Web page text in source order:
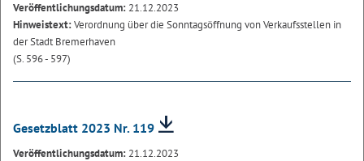
Veröffentlichungsdatum: 21.12.2023
Hinweistext:Verordnung über die Sonntagsöffnung von Verkaufsstellen in
der Stadt Bremerhaven
(S. 596 - 597)
Gesetzblatt 2023 Nr. 119
Veröffentlichungsdatum: 21.12.2023